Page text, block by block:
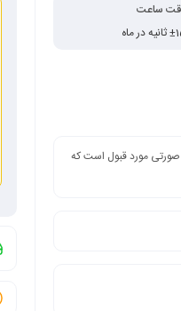
ساعت
در ماه
صورتی مورد قبول است که